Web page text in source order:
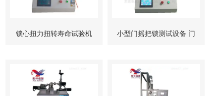
锁心扭力扭转寿命试验机 小型门摇把锁测试设备 门